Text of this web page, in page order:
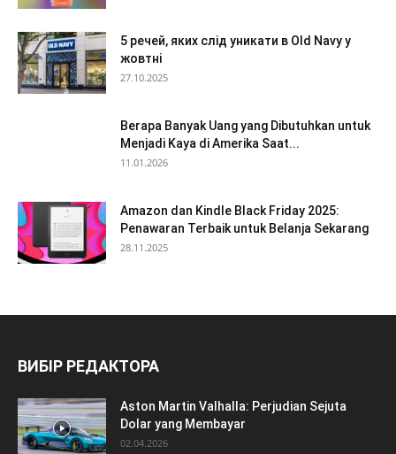
5 речей, яких слід уникати в Old Navy у
жовтні
27.10.2025
Berapa Banyak Uang yang Dibutuhkan untuk
Menjadi Kaya di Amerika Saat...
11.01.2026
Amazon dan Kindle Black Friday 2025:
Penawaran Terbaik untuk Belanja Sekarang
28.11.2025
ВИБІР РЕДАКТОРА
Aston Martin Valhalla: Perjudian Sejuta
Dolar yang Membayar
02.04.2026